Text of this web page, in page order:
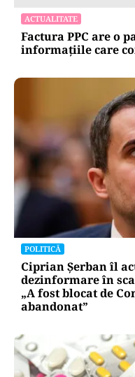
ACTUALITATE
Factura PPC are o
informațiile care
POLITICĂ
Ciprian Șerban îl
dezinformare în
„A fost blocat de
abandonat”